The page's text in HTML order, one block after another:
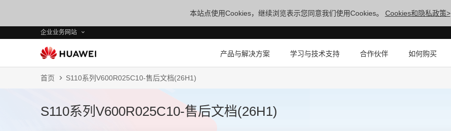
本站点使用Cookies，继续浏览表示您同意我们使用Cookies。 Cookies和隐私政策>
企业业务网站
产品与解决方案 学习与技术支持 合作伙伴 如何购买
首页 S110系列V600R025C10-售后文档(26H1)
S110系列V600R025C10-售后文档(26H1)